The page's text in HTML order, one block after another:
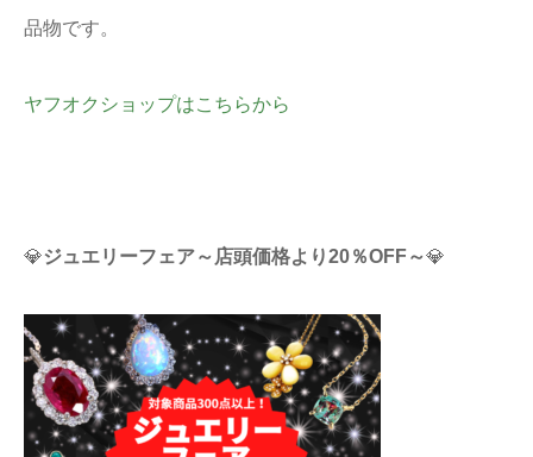
品物です。
ヤフオクショップはこちらから
💎ジュエリーフェア～店頭価格より20％OFF～💎